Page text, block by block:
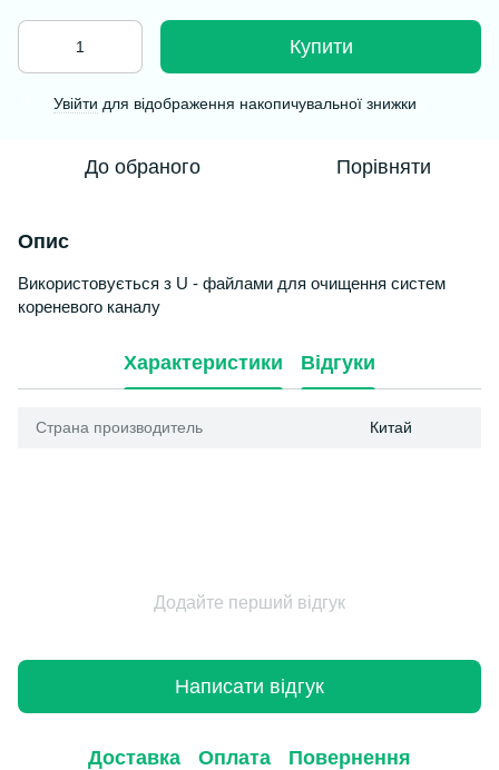
Купити
Увійти для відображення накопичувальної знижки
До обраного Порівняти
Опис
Використовується з U - файлами для очищення систем
кореневого каналу
Характеристики Відгуки
Страна производитель Китай
Додайте перший відгук
Написати відгук
Доставка Оплата Повернення